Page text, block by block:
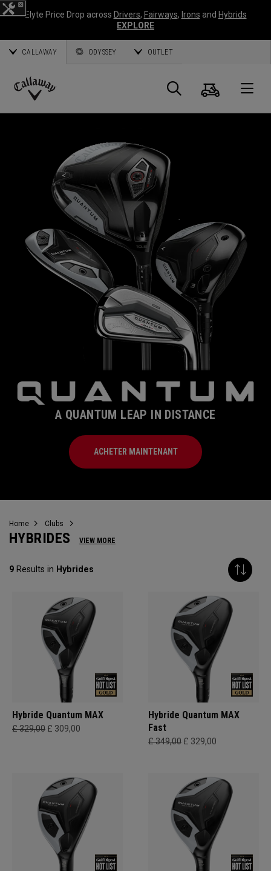
Elyte Price Drop across Drivers, Fairways, Irons and Hybrids
EXPLORE
CALLAWAY ODYSSEY OUTLET
Callaway
Panier
A QUANTUM LEAP IN DISTANCE
ACHETER MAINTENANT
Home Clubs
HYBRIDES VIEW MORE
9 Results in Hybrides
Hybride Quantum MAX
£ 329,00 £ 309,00
Hybride Quantum MAX
Fast
£ 349,00 £ 329,00